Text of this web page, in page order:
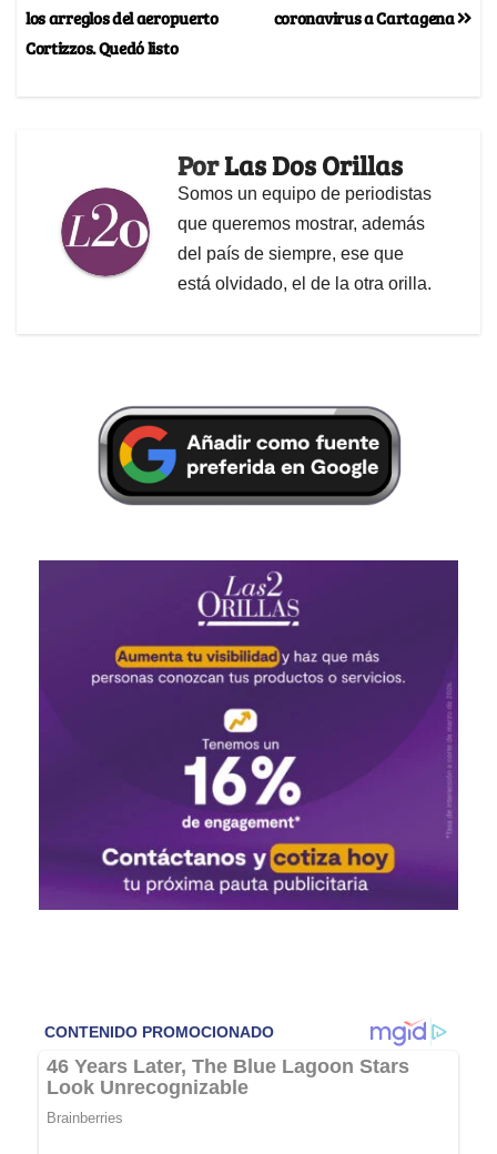
coronavirus a Cartagena
los arreglos del aeropuerto
Cortizzos. Quedó listo
PorLas Dos Orillas
Somos un equipo de periodistas
que queremos mostrar, además
del país de siempre, ese que
está olvidado, el de la otra orilla.